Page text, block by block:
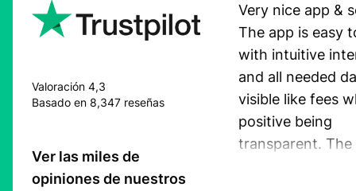
Valoración 4,3
Basado en 8,347 reseñas
Ver las miles de
opiniones de nuestros
Very nice app &
The app is easy
with intuitive
and all needed
visible like fees
positive being
transparent. The